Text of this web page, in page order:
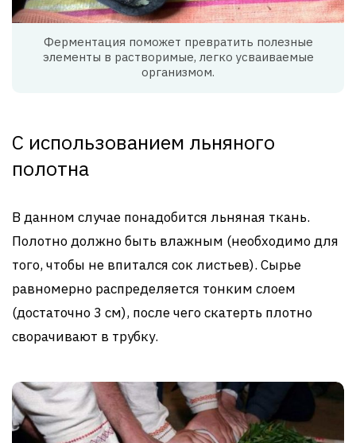
Ферментация поможет превратить полезные
элементы в растворимые, легко усваиваемые
организмом.
С использованием льняного
полотна
В данном случае понадобится льняная ткань.
Полотно должно быть влажным (необходимо для
того, чтобы не впитался сок листьев). Сырье
равномерно распределяется тонким слоем
(достаточно 3 см), после чего скатерть плотно
сворачивают в трубку.